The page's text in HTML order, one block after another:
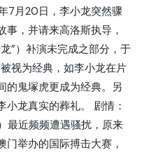
7月20日，李小龙突然骤
，并请来高洛斯执导，
”）补演未完成之部分，于
视为经典，如李小龙在片
的鬼塚虎更成为经典。另
龙真实的葬礼。 剧情：
最近频频遭遇骚扰，原来
举办的国际搏击大赛，